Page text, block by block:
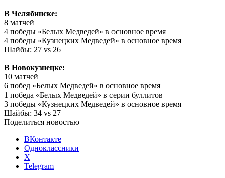
В Челябинске:
8 матчей
4 победы «Белых Медведей» в основное время
4 победы «Кузнецких Медведей» в основное время
Шайбы: 27 vs 26
В Новокузнецке:
10 матчей
6 побед «Белых Медведей» в основное время
1 победа «Белых Медведей» в серии буллитов
3 победы «Кузнецких Медведей» в основное время
Шайбы: 34 vs 27
Поделиться новостью
ВКонтакте
Одноклассники
X
Telegram